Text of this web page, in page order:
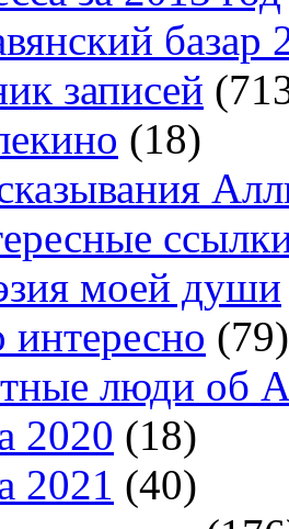
базар
записей
(18)
моей души
интересно (79)
люди об
2020 (18)
2021 (40)